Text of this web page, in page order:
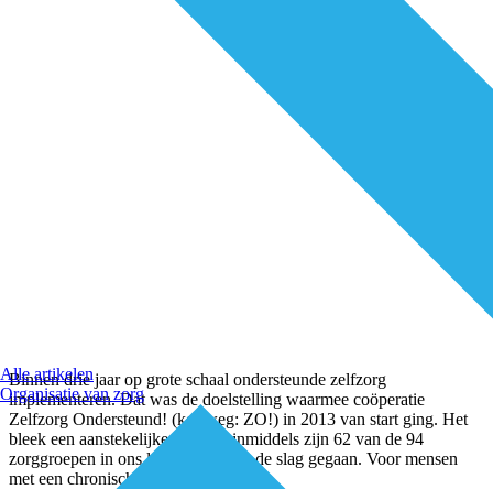
Alle artikelen
Organisatie van zorg
Binnen drie jaar op grote schaal ondersteunde zelfzorg
implementeren. Dat was de doelstelling waarmee coöperatie
Zelfzorg Ondersteund! (kortweg: ZO!) in 2013 van start ging. Het
bleek een aanstekelijke ambitie: inmiddels zijn 62 van de 94
zorggroepen in ons land ermee aan de slag gegaan. Voor mensen
met een chronische aandoening is